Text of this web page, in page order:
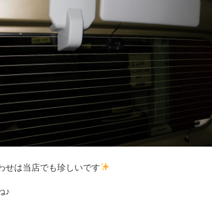
せは当店でも珍しいです
♪